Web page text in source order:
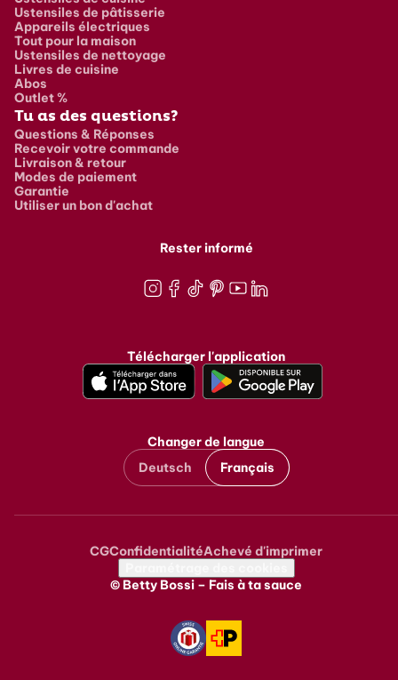
Ustensiles de pâtisserie
Appareils électriques
Tout pour la maison
Ustensiles de nettoyage
Livres de cuisine
Abos
Outlet %
Tu as des questions?
Questions & Réponses
Recevoir votre commande
Livraison & retour
Modes de paiement
Garantie
Utiliser un bon d'achat
Rester informé
Télécharger l'application
Changer de langue
Deutsch
Français
Metanavigation
CGConfidentialitéAchevé d'imprimer
© Betty Bossi – Fais à ta sauce